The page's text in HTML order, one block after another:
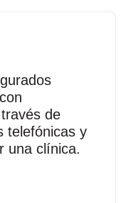
de
telefónicas y
una clínica.